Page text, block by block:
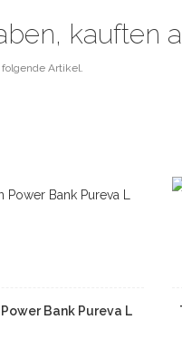
kauften
Artikel.
Bank Pureva L